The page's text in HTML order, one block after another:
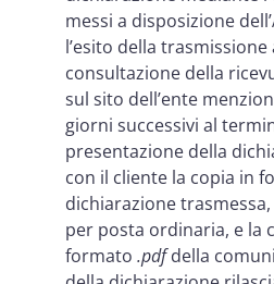
messi a disposizione
l’esito della
consultazione della
sul sito dell’ente
giorni successivi al
presentazione della
con il cliente la copia in
dichiarazione
per posta ordinaria, e la
formato .pdfdella